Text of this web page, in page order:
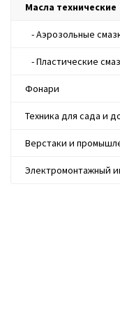
Масла технические
- Аэрозольные
- Пластические
Фонари
Техника для сада и
Верстаки и
Электромонтажный